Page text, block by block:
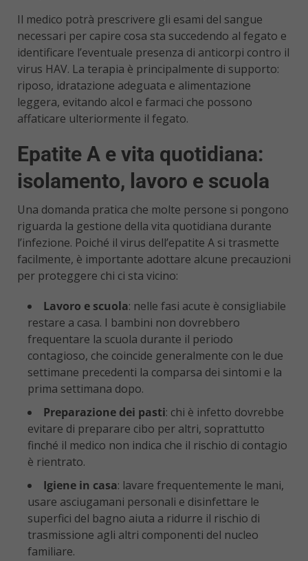
Il medico potrà prescrivere gli esami del sangue
necessari per capire cosa sta succedendo al fegato e
identificare l’eventuale presenza di anticorpi contro il
virus HAV. La terapia è principalmente di supporto:
riposo, idratazione adeguata e alimentazione
leggera, evitando alcol e farmaci che possono
affaticare ulteriormente il fegato.
Epatite A e vita quotidiana:
isolamento, lavoro e scuola
Una domanda pratica che molte persone si pongono
riguarda la gestione della vita quotidiana durante
l’infezione. Poiché il virus dell’epatite A si trasmette
facilmente, è importante adottare alcune precauzioni
per proteggere chi ci sta vicino:
Lavoro e scuola: nelle fasi acute è consigliabile
restare a casa. I bambini non dovrebbero
frequentare la scuola durante il periodo
contagioso, che coincide generalmente con le due
settimane precedenti la comparsa dei sintomi e la
prima settimana dopo.
Preparazione dei pasti: chi è infetto dovrebbe
evitare di preparare cibo per altri, soprattutto
finché il medico non indica che il rischio di contagio
è rientrato.
Igiene in casa: lavare frequentemente le mani,
usare asciugamani personali e disinfettare le
superfici del bagno aiuta a ridurre il rischio di
trasmissione agli altri componenti del nucleo
familiare.